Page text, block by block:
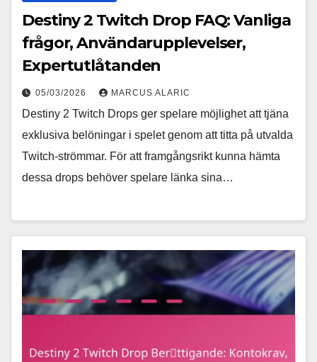
Destiny 2 Twitch Drop FAQ: Vanliga
frågor, Användarupplevelser,
Expertutlåtanden
05/03/2026 MARCUS ALARIC
Destiny 2 Twitch Drops ger spelare möjlighet att tjäna
exklusiva belöningar i spelet genom att titta på utvalda
Twitch-strömmar. För att framgångsrikt kunna hämta
dessa drops behöver spelare länka sina…